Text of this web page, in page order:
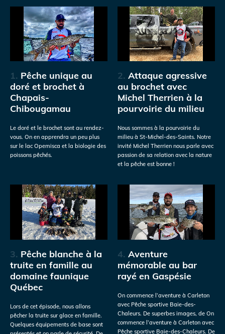
1. Pêche unique au
doré et brochet à
Chapais-
Chibougamau
Le doré et le brochet sont au rendez-
vous. On en apprendra un peu plus
sur le lac Opemisca et la biologie des
poissons pêchés.
2. Attaque agressive
au brochet avec
Michel Therrien à la
pourvoirie du milieu
Nous sommes à la pourvoirie du
milieu à St-Michel-des-Saints. Notre
invité Michel Therrien nous parle avec
passion de sa relation avec la nature
et la pêche est bonne !
3. Pêche blanche à la
truite en famille au
domaine faunique
Québec
Lors de cet épisode, nous allons
pêcher la truite sur glace en famille.
Quelques équipements de base sont
4. Aventure
mémorable au bar
rayé en Gaspésie
On commence l’aventure à Carleton
avec Pêche sportive Baie-des-
Chaleurs. De superbes images, de On
commence l’aventure à Carleton avec
Pêche sportive Baie-des-Chaleurs. De